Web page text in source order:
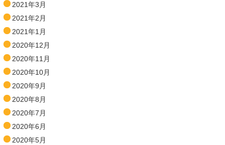
2021年3月
2021年2月
2021年1月
2020年12月
2020年11月
2020年10月
2020年9月
2020年8月
2020年7月
2020年6月
2020年5月